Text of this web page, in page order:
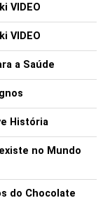
“Queremos
disse ela. “Se
treino de
construa
20 a 30
À medida
de
concluiu Eby.
VIDEO
VIDEO
a Saúde
História
no Mundo
do Chocolate